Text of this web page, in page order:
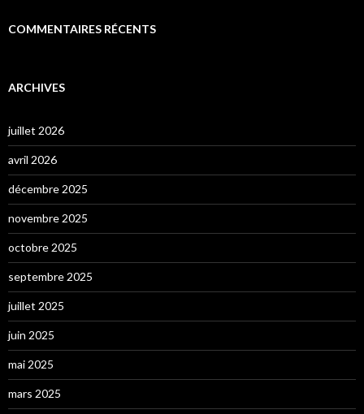
COMMENTAIRES RÉCENTS
ARCHIVES
juillet 2026
avril 2026
décembre 2025
novembre 2025
octobre 2025
septembre 2025
juillet 2025
juin 2025
mai 2025
mars 2025